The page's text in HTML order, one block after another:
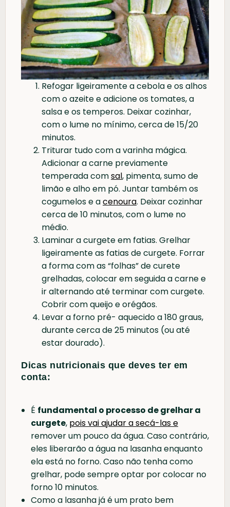
Refogar ligeiramente a cebola e os alhos
com o azeite e adicione os tomates, a
salsa e os temperos. Deixar cozinhar,
com o lume no mínimo, cerca de 15/20
minutos.
Triturar tudo com a varinha mágica.
Adicionar a carne previamente
temperada comsal, pimenta, sumo de
limão e alho em pó. Juntar também os
cogumelos e acenoura. Deixar cozinhar
cerca de 10 minutos, com o lume no
médio.
Laminar a curgete em fatias. Grelhar
ligeiramente as fatias de curgete. Forrar
a forma com as “folhas” de curete
grelhadas, colocar em seguida a carne e
ir alternando até terminar com curgete.
Cobrir com queijo e orégãos.
Levar a forno pré- aquecido a 180 graus,
durante cerca de 25 minutos (ou até
estar dourado).
Dicas nutricionais que deves ter em
conta:
É fundamental o processo de grelhar a
curgete, pois vai ajudar a secá-las e
remover um pouco da água. Caso contrário,
eles liberarão a água na lasanha enquanto
ela está no forno. Caso não tenha como
grelhar, pode sempre optar por colocar no
forno 10 minutos.
Como a lasanha já é um prato bem